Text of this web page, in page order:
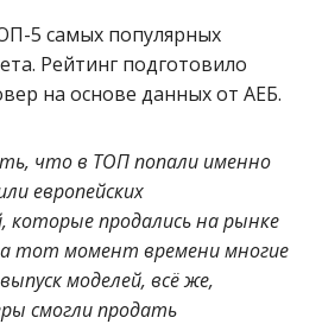
5 самых популярных
Рейтинг подготовило
на основе данных от АЕБ.
что в ТОП попали именно
европейских
которые продались на рынке
тот момент времени многие
моделей, всё же,
смогли продать